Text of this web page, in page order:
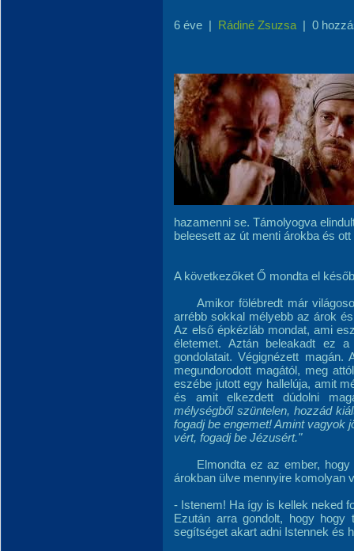
6 éve | Rádiné Zsuzsa | 0
hazamenni se. Támolyogva
beleesett az út menti árokba és
A következőket Ő mondta el
Amikor fölébredt már
arrébb sokkal mélyebb az árok
Az első épkézláb mondat, ami
életemet. Aztán beleakadt ez
gondolatait. Végignézett
megundorodott magától, meg
eszébe jutott egy hallelúja, amit
és amit elkezdett dúdolni
mélységből szüntelen, hozzád
fogadj be engemet! Amint vagyok
vért, fogadj be Jézusért."
Elmondta ez az ember, hogy
árokban ülve mennyire komolyan
- Istenem! Ha így is kellek neked
Ezután arra gondolt, hogy
segítséget akart adni Istennek és